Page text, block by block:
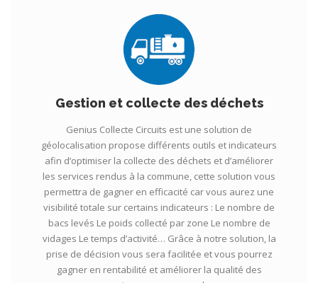
Gestion et collecte des déchets
Genius Collecte Circuits est une solution de
géolocalisation propose différents outils et indicateurs
afin d’optimiser la collecte des déchets et d’améliorer
les services rendus à la commune, cette solution vous
permettra de gagner en efficacité car vous aurez une
visibilité totale sur certains indicateurs : Le nombre de
bacs levés Le poids collecté par zone Le nombre de
vidages Le temps d’activité… Grâce à notre solution, la
prise de décision vous sera facilitée et vous pourrez
gagner en rentabilité et améliorer la qualité des